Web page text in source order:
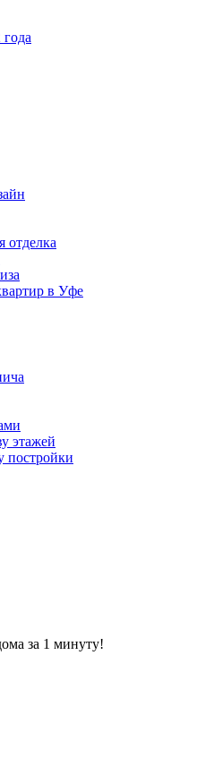
отделка
в Уфе
этажей
постройки
за 1 минуту!